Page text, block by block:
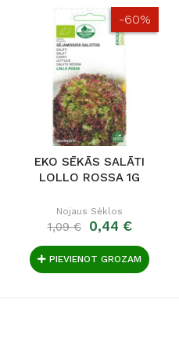
-60%
EKO SĒKĀS SALĀTI
LOLLO ROSSA 1G
Nojaus Sėklos
1,09 € 0,44 €
PIEVIENOT GROZAM